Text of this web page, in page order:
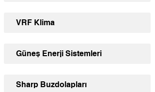
VRF Klima
Güneş Enerji Sistemleri
Sharp Buzdolapları